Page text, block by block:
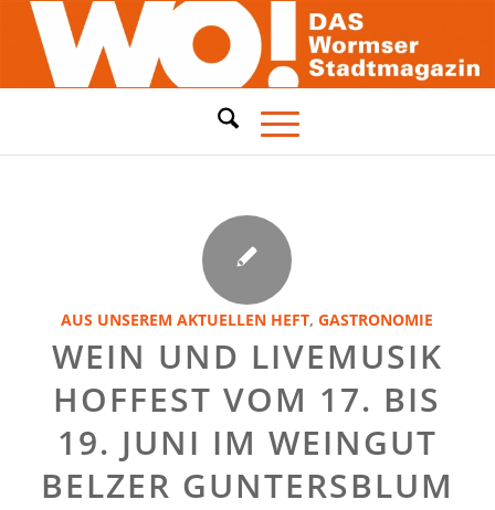
AUS UNSEREM AKTUELLEN HEFT,GASTRONOMIE
WEIN UND LIVEMUSIK
HOFFEST VOM 17. BIS
19. JUNI IM WEINGUT
BELZER GUNTERSBLUM